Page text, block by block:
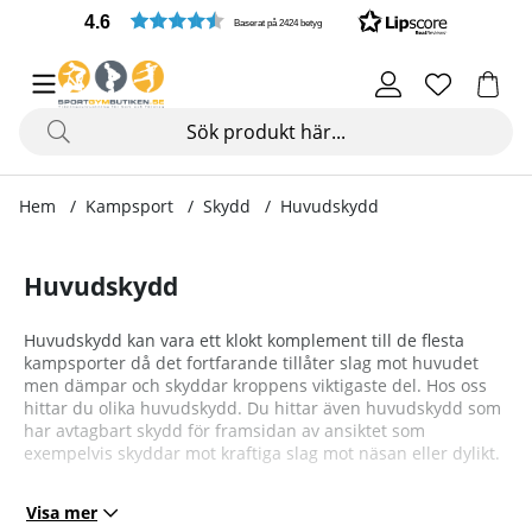
4.6 Baserat på 2424 betyg
Hem Kampsport Skydd Huvudskydd
Huvudskydd
Huvudskydd kan vara ett klokt komplement till de flesta
kampsporter då det fortfarande tillåter slag mot huvudet
men dämpar och skyddar kroppens viktigaste del. Hos oss
hittar du olika huvudskydd. Du hittar även huvudskydd som
har avtagbart skydd för framsidan av ansiktet som
exempelvis skyddar mot kraftiga slag mot näsan eller dylikt.
Visa mer